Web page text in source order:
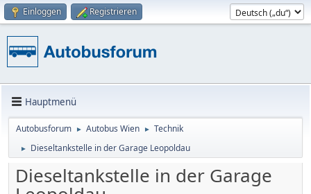
Einloggen Registrieren
Hauptmenü
Autobusforum ► Autobus Wien ► Technik
► Dieseltankstelle in der Garage Leopoldau
Dieseltankstelle in der Garage